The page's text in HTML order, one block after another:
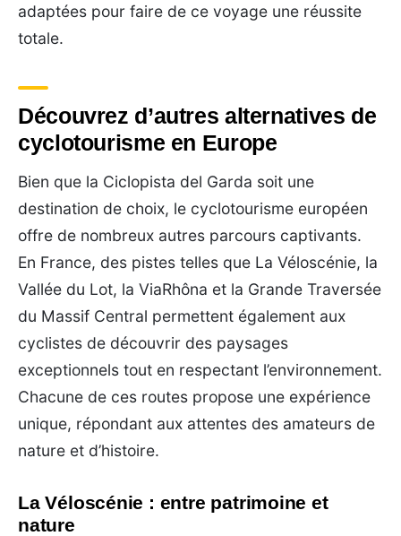
adaptées pour faire de ce voyage une réussite
totale.
Découvrez d’autres alternatives de
cyclotourisme en Europe
Bien que la Ciclopista del Garda soit une
destination de choix, le cyclotourisme européen
offre de nombreux autres parcours captivants.
En France, des pistes telles que La Véloscénie, la
Vallée du Lot, la ViaRhôna et la Grande Traversée
du Massif Central permettent également aux
cyclistes de découvrir des paysages
exceptionnels tout en respectant l’environnement.
Chacune de ces routes propose une expérience
unique, répondant aux attentes des amateurs de
nature et d’histoire.
La Véloscénie : entre patrimoine et
nature